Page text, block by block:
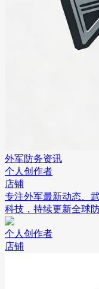
外军防务资讯
个人创作者
店铺
专注外军最新动态、
科技，持续更新全球
个人创作者
店铺